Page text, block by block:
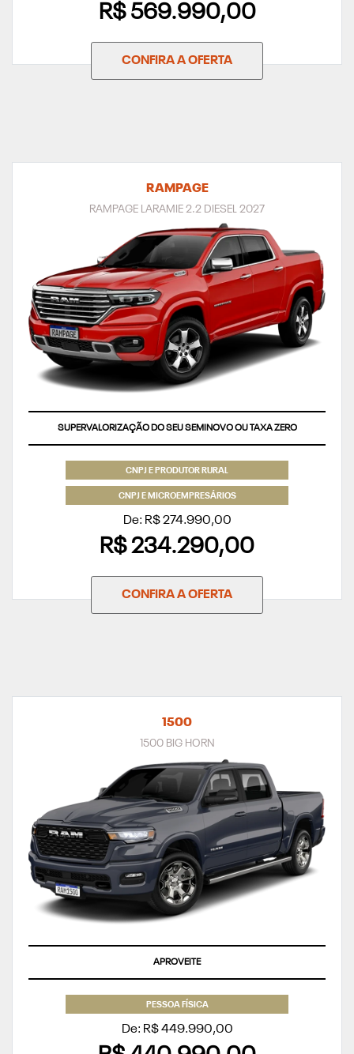
R$ 569.990,00
CONFIRA A OFERTA
RAMPAGE
RAMPAGE LARAMIE 2.2 DIESEL 2027
SUPERVALORIZAÇÃO DO SEU SEMINOVO OU TAXA ZERO
CNPJ E PRODUTOR RURAL
CNPJ E MICROEMPRESÁRIOS
De: R$ 274.990,00
R$ 234.290,00
CONFIRA A OFERTA
1500
1500 BIG HORN
APROVEITE
PESSOA FÍSICA
De: R$ 449.990,00